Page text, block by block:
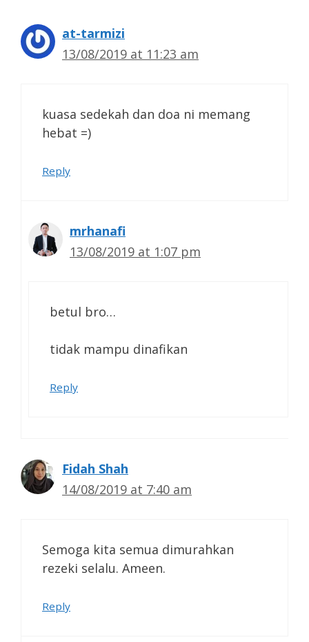
at-tarmizi
13/08/2019 at 11:23 am
kuasa sedekah dan doa ni memang
hebat =)
Reply
mrhanafi
13/08/2019 at 1:07 pm
betul bro…
tidak mampu dinafikan
Reply
Fidah Shah
14/08/2019 at 7:40 am
Semoga kita semua dimurahkan
rezeki selalu. Ameen.
Reply